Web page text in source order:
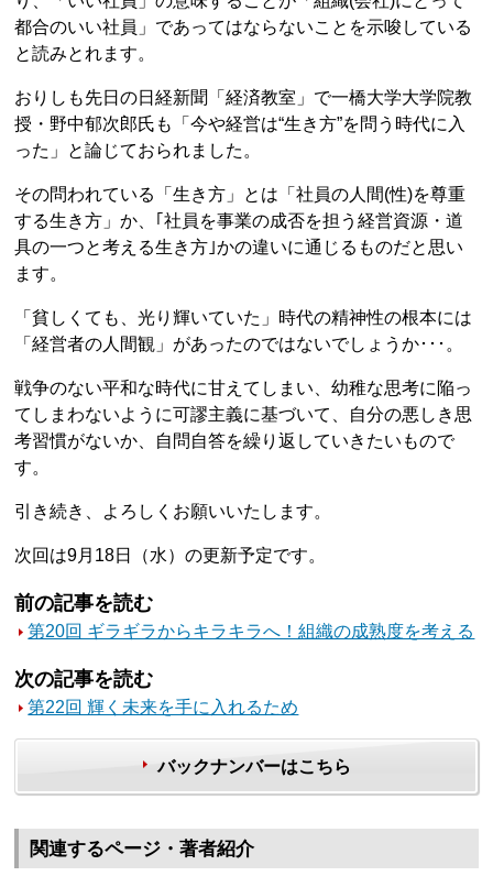
都合のいい社員」であってはならないことを示唆している
と読みとれます。
おりしも先日の日経新聞「経済教室」で一橋大学大学院教
授・野中郁次郎氏も「今や経営は“生き方”を問う時代に入
った」と論じておられました。
その問われている「生き方」とは「社員の人間(性)を尊重
する生き方」か、｢社員を事業の成否を担う経営資源・道
具の一つと考える生き方｣かの違いに通じるものだと思い
ます。
「貧しくても、光り輝いていた」時代の精神性の根本には
「経営者の人間観」があったのではないでしょうか･･･。
戦争のない平和な時代に甘えてしまい、幼稚な思考に陥っ
てしまわないように可謬主義に基づいて、自分の悪しき思
考習慣がないか、自問自答を繰り返していきたいもので
す。
引き続き、よろしくお願いいたします。
次回は9月18日（水）の更新予定です。
前の記事を読む
第20回 ギラギラからキラキラへ！組織の成熟度を考える
次の記事を読む
第22回 輝く未来を手に入れるため
バックナンバーはこちら
関連するページ・著者紹介